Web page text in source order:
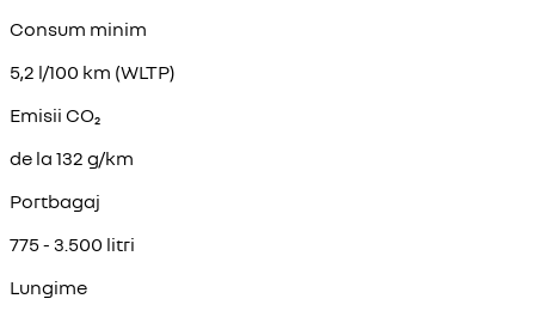
Consum minim
5,2 l/100 km (WLTP)
Emisii CO₂
de la 132 g/km
Portbagaj
775 - 3.500 litri
Lungime